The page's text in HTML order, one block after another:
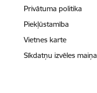
Privātuma politika
Piekļūstamība
Vietnes karte
Sīkdatņu izvēles maiņa